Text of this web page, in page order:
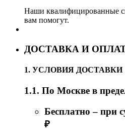
Наши квалифицированные
вам помогут.
ДОСТАВКА И
1. УСЛОВИЯ ДОСТАВКИ
1.1. По Москве в
Бесплатно – при
₽